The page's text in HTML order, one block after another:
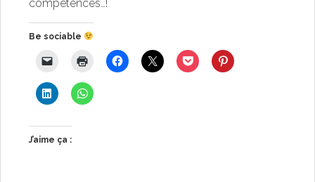
compétences…!
Be sociable
J’aime ça :